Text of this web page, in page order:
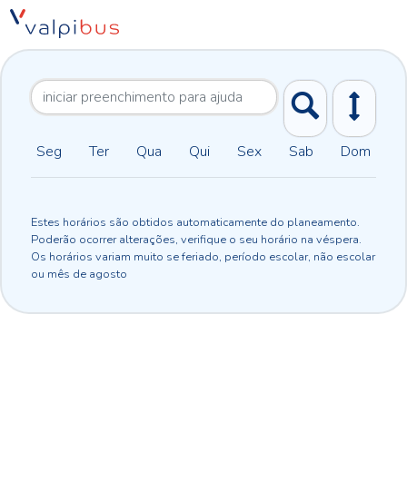
Seg Ter Qua Qui Sex Sab Dom
Estes horários são obtidos automaticamente do planeamento.
Poderão ocorrer alterações, verifique o seu horário na véspera.
Os horários variam muito se feriado, período escolar, não escolar
ou mês de agosto